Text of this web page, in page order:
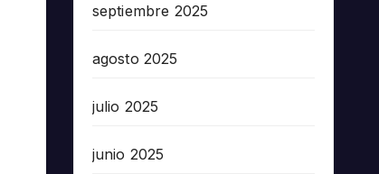
septiembre 2025
agosto 2025
julio 2025
junio 2025